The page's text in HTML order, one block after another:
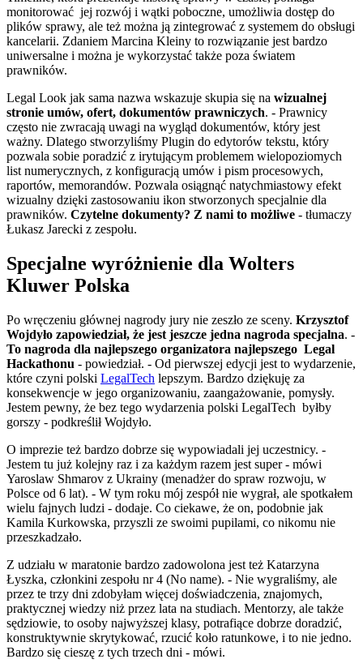
monitorować jej rozwój i wątki poboczne, umożliwia dostęp do
plików sprawy, ale też można ją zintegrować z systemem do obsługi
kancelarii. Zdaniem Marcina Kleiny to rozwiązanie jest bardzo
uniwersalne i można je wykorzystać także poza światem
prawników.
Legal Look jak sama nazwa wskazuje skupia się na wizualnej
stronie umów, ofert, dokumentów prawniczych. - Prawnicy
często nie zwracają uwagi na wygląd dokumentów, który jest
ważny. Dlatego stworzyliśmy Plugin do edytorów tekstu, który
pozwala sobie poradzić z irytującym problemem wielopoziomych
list numerycznych, z konfiguracją umów i pism procesowych,
raportów, memorandów. Pozwala osiągnąć natychmiastowy efekt
wizualny dzięki zastosowaniu ikon stworzonych specjalnie dla
prawników. Czytelne dokumenty? Z nami to możliwe - tłumaczy
Łukasz Jarecki z zespołu.
Specjalne wyróżnienie dla Wolters
Kluwer Polska
Po wręczeniu głównej nagrody jury nie zeszło ze sceny. Krzysztof
Wojdyło zapowiedział, że jest jeszcze jedna nagroda specjalna. -
To nagroda dla najlepszego organizatora najlepszego Legal
Hackathonu - powiedział. - Od pierwszej edycji jest to wydarzenie,
które czyni polski LegalTech lepszym. Bardzo dziękuję za
konsekwencje w jego organizowaniu, zaangażowanie, pomysły.
Jestem pewny, że bez tego wydarzenia polski LegalTech byłby
gorszy - podkreślił Wojdyło.
O imprezie też bardzo dobrze się wypowiadali jej uczestnicy. -
Jestem tu już kolejny raz i za każdym razem jest super - mówi
Yaroslaw Shmarov z Ukrainy (menadżer do spraw rozwoju, w
Polsce od 6 lat). - W tym roku mój zespół nie wygrał, ale spotkałem
wielu fajnych ludzi - dodaje. Co ciekawe, że on, podobnie jak
Kamila Kurkowska, przyszli ze swoimi pupilami, co nikomu nie
przeszkadzało.
Z udziału w maratonie bardzo zadowolona jest też Katarzyna
Łyszka, członkini zespołu nr 4 (No name). - Nie wygraliśmy, ale
przez te trzy dni zdobyłam więcej doświadczenia, znajomych,
praktycznej wiedzy niż przez lata na studiach. Mentorzy, ale także
sędziowie, to osoby najwyższej klasy, potrafiące dobrze doradzić,
konstruktywnie skrytykować, rzucić koło ratunkowe, i to nie jedno.
Bardzo się cieszę z tych trzech dni - mówi.